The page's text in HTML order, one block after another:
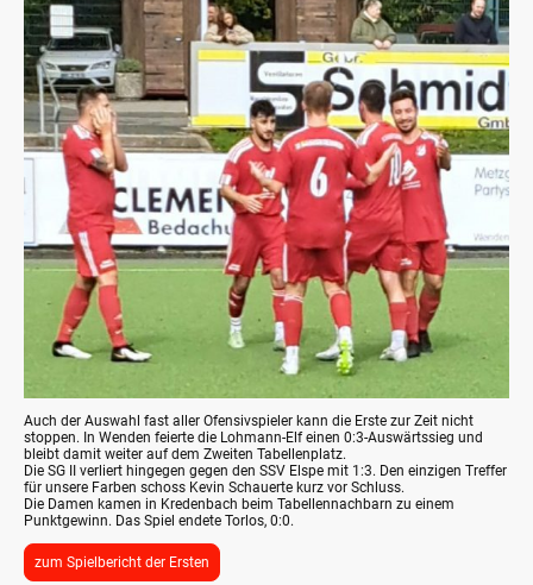
Auch der Auswahl fast aller Ofensivspieler kann die Erste zur Zeit nicht
stoppen. In Wenden feierte die Lohmann-Elf einen 0:3-Auswärtssieg und
bleibt damit weiter auf dem Zweiten Tabellenplatz.
Die SG II verliert hingegen gegen den SSV Elspe mit 1:3. Den einzigen Treffer
für unsere Farben schoss Kevin Schauerte kurz vor Schluss.
Die Damen kamen in Kredenbach beim Tabellennachbarn zu einem
Punktgewinn. Das Spiel endete Torlos, 0:0.
zum Spielbericht der Ersten